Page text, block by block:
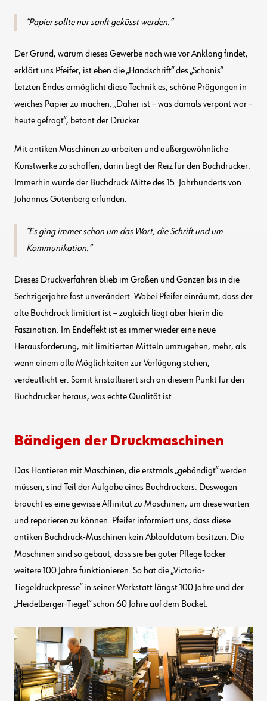
Papier sollte nur sanft geküsst werden.
Der Grund, warum dieses Gewerbe nach wie vor Anklang findet,
erklärt uns Pfeifer, ist eben die „Handschrift“ des „Schanis“.
Letzten Endes ermöglicht diese Technik es, schöne Prägungen in
weiches Papier zu machen. „Daher ist – was damals verpönt war –
heute gefragt“, betont der Drucker.
Mit antiken Maschinen zu arbeiten und außergewöhnliche
Kunstwerke zu schaffen, darin liegt der Reiz für den Buchdrucker.
Immerhin wurde der Buchdruck Mitte des 15. Jahrhunderts von
Johannes Gutenberg erfunden.
Es ging immer schon um das Wort, die Schrift und um
Kommunikation.
Dieses Druckverfahren blieb im Großen und Ganzen bis in die
Sechzigerjahre fast unverändert. Wobei Pfeifer einräumt, dass der
alte Buchdruck limitiert ist – zugleich liegt aber hierin die
Faszination. Im Endeffekt ist es immer wieder eine neue
Herausforderung, mit limitierten Mitteln umzugehen, mehr, als
wenn einem alle Möglichkeiten zur Verfügung stehen,
verdeutlicht er. Somit kristallisiert sich an diesem Punkt für den
Buchdrucker heraus, was echte Qualität ist.
Bändigen der Druckmaschinen
Das Hantieren mit Maschinen, die erstmals „gebändigt“ werden
müssen, sind Teil der Aufgabe eines Buchdruckers. Deswegen
braucht es eine gewisse Affinität zu Maschinen, um diese warten
und reparieren zu können. Pfeifer informiert uns, dass diese
antiken Buchdruck-Maschinen kein Ablaufdatum besitzen. Die
Maschinen sind so gebaut, dass sie bei guter Pflege locker
weitere 100 Jahre funktionieren. So hat die „Victoria-
Tiegeldruckpresse“ in seiner Werkstatt längst 100 Jahre und der
„Heidelberger-Tiegel“ schon 60 Jahre auf dem Buckel.